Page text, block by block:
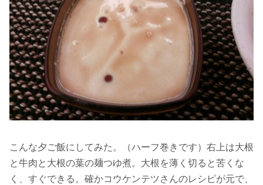
こんな夕ご飯にしてみた。（ハーフ巻きです）右上は大根
と牛肉と大根の葉の麺つゆ煮。大根を薄く切ると苦くな
く、すぐできる。確かコウケンテツさんのレシピが元で、